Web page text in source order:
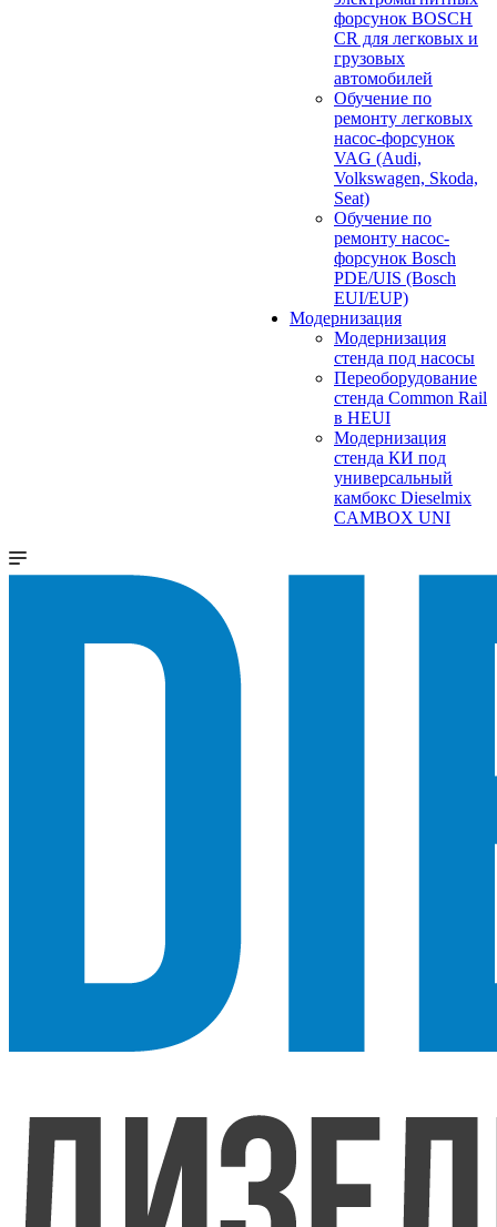
форсунок BOSCH
CR для легковых и
грузовых
автомобилей
Обучение по
ремонту легковых
насос-форсунок
VAG (Audi,
Volkswagen, Skoda,
Seat)
Обучение по
ремонту насос-
форсунок Bosch
PDE/UIS (Bosch
EUI/EUP)
Модернизация
Модернизация
стенда под насосы
Переоборудование
стенда Common Rail
в HEUI
Модернизация
стенда КИ под
универсальный
камбокс Dieselmix
CAMBOX UNI